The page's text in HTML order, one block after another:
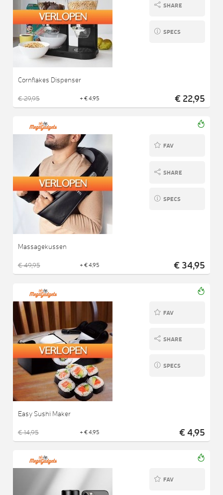
SHARE
SPECS
Cornflakes Dispenser
€ 29,95 + € 4,95 € 22,95
FAV
SHARE
SPECS
Massagekussen
€ 49,95 + € 4,95 € 34,95
FAV
SHARE
SPECS
Easy Sushi Maker
€ 14,95 + € 4,95 € 4,95
FAV